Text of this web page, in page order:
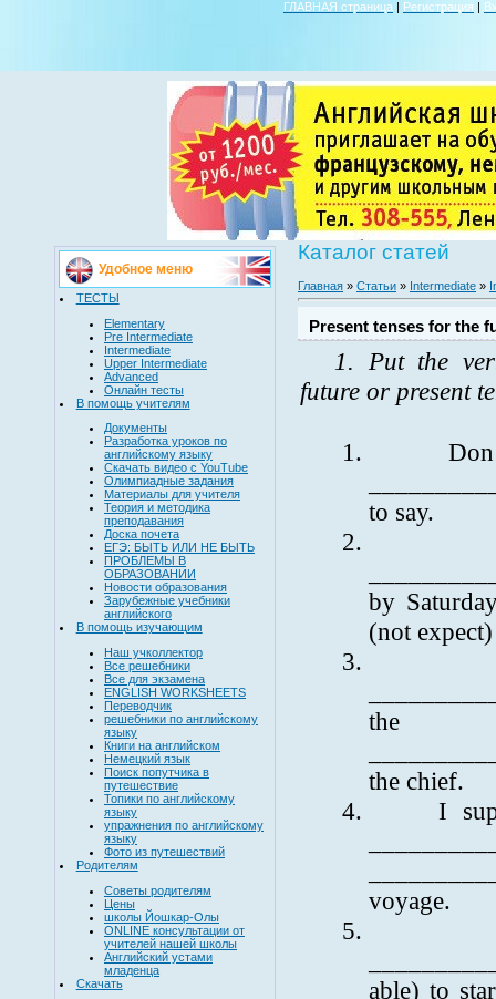
ГЛАВНАЯ страница | Регистрация |
Удобное меню
ТЕСТЫ
Elementary
Pre Intermediate
Intermediate
Upper Intermediate
Advanced
Онлайн тесты
В помощь учителям
Документы
Разработка уроков по
английскому языку
Скачать видео с YouTube
Олимпиадные задания
Материалы для учителя
Теория и методика
преподавания
Доска почета
ЕГЭ: БЫТЬ ИЛИ НЕ БЫТЬ
ПРОБЛЕМЫ В
ОБРАЗОВАНИИ
Новости образования
Зарубежные учебники
английского
В помощь изучающим
Наш учколлектор
Все решебники
Все для экзамена
ENGLISH WORKSHEETS
Переводчик
решебники по английскому
языку
Книги на английском
Немецкий язык
Поиск попутчика в
путешествие
Топики по английскому
языку
упражнения по английскому
языку
Фото из путешествий
Родителям
Советы родителям
Цены
школы Йошкар-Олы
ONLINE консультации от
учителей нашей школы
Английский устами
младенца
Скачать
Каталог статей
Главная » Статьи » Intermediate »
Present tenses for the
1. Put the
future or present
1.
to say.
2.
by
(not
3.
the
the chief.
4.
I
voyage.
5.
able) to